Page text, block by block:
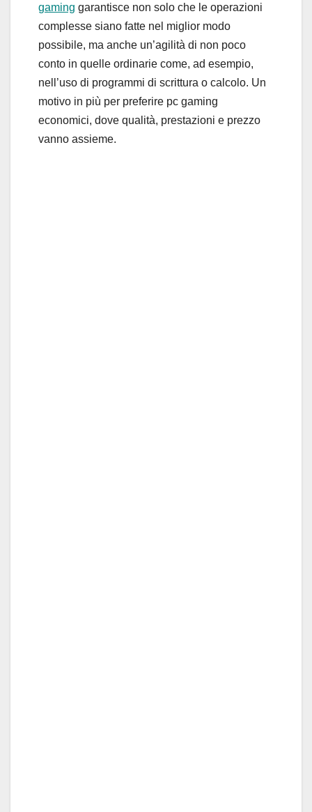
gaming garantisce non solo che le operazioni
complesse siano fatte nel miglior modo
possibile, ma anche un’agilità di non poco
conto in quelle ordinarie come, ad esempio,
nell’uso di programmi di scrittura o calcolo. Un
motivo in più per preferire pc gaming
economici, dove qualità, prestazioni e prezzo
vanno assieme.